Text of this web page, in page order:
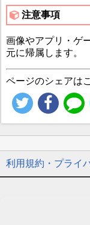
注意事項
画像やアプリ・ゲ
元に帰属します。
ページのシェアは
利用規約・プライ